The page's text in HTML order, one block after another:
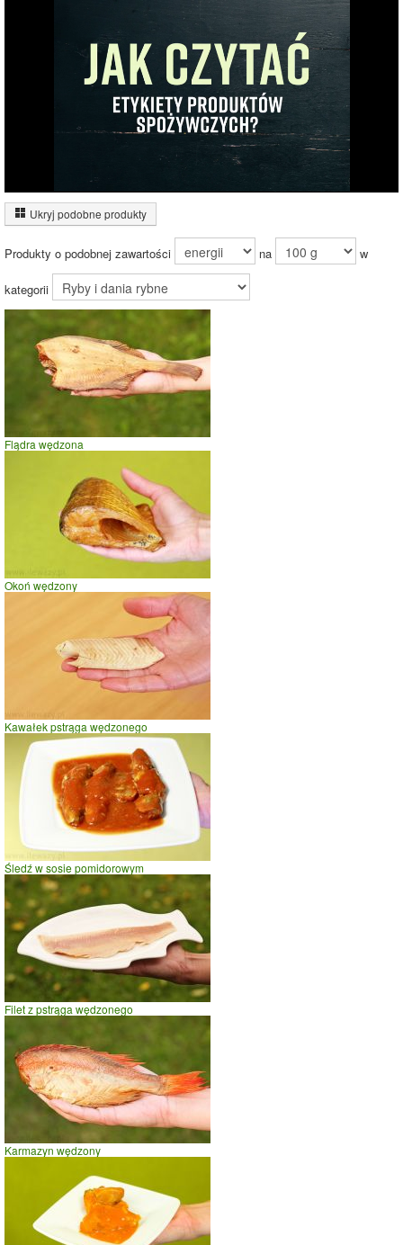
tłuszczów (34%)
Energia z
węglowodanów
Czas potrzebny na spalenie porcji ze zdjęcia
wadze70kg -zobacz dla swojej wagi
0
szybki taniec,trucht
prasowanie
prowadzenie samochodu
Ukryj podobne produkty
Produkty o podobnej zawartości na w
kategorii
Flądra wędzona
Okoń wędzony
Kawałek pstrąga wędzonego
Śledź w sosie pomidorowym
Filet z pstrąga wędzonego
Karmazyn wędzony